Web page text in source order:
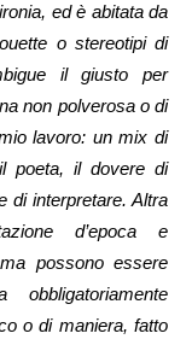
ed è abitata da
o stereotipi di
il giusto per
non polverosa o di
lavoro: un mix di
poeta, il dovere di
di interpretare. Altra
d’epoca e
possono essere
o di maniera, fatto